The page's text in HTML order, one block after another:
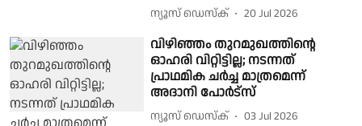
ന്യൂസ് ഡെസ്ക് 20 Jul 2026
വിഴിഞ്ഞം തുറമുഖത്തിന്റെ
ഓഹരി വിറ്റിട്ടില്ല; നടന്നത്
പ്രാഥമിക ചര്‍ച്ച മാത്രമെന്ന്
അദാനി പോര്‍ട്‌സ്
ന്യൂസ് ഡെസ്ക് 03 Jul 2026